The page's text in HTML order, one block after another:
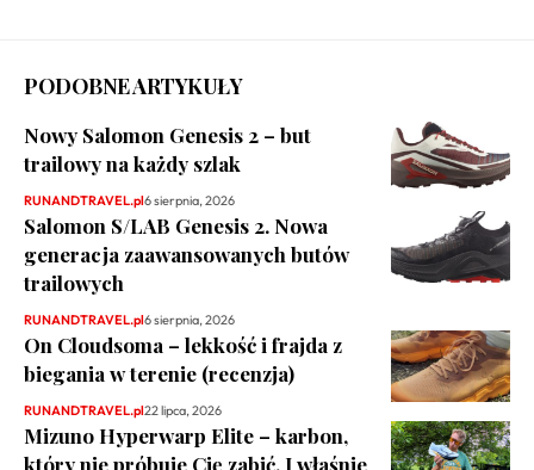
PODOBNE ARTYKUŁY
Nowy Salomon Genesis 2 – but
trailowy na każdy szlak
RUNANDTRAVEL.pl6 sierpnia, 2026
Salomon S/LAB Genesis 2. Nowa
generacja zaawansowanych butów
trailowych
RUNANDTRAVEL.pl6 sierpnia, 2026
On Cloudsoma – lekkość i frajda z
biegania w terenie (recenzja)
RUNANDTRAVEL.pl22 lipca, 2026
Mizuno Hyperwarp Elite – karbon,
który nie próbuje Cię zabić. I właśnie